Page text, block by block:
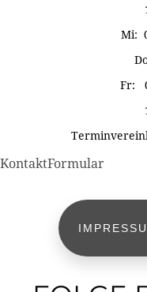
Mi:
Fr:
KontaktFormular